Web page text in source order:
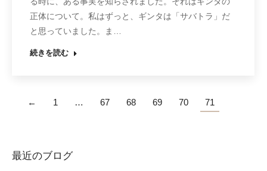
正体について。私はずっと、ギンタは「サバトラ」だ
と思っていました。ま…
続きを読む
← 1 … 67 68 69 70 71
最近のブログ